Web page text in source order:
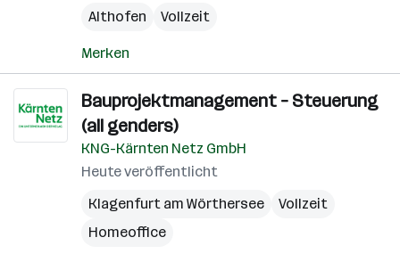
Althofen
Vollzeit
Merken
Bauprojektmanagement – Steuerung
(all genders)
KNG-Kärnten Netz GmbH
Heute veröffentlicht
Klagenfurt am Wörthersee
Vollzeit
Homeoffice